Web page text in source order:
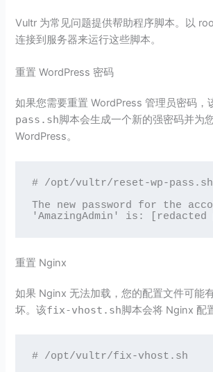
Vultr 为常见问题提供帮助程序脚本。以
连接到服务器来运行这些脚本。
重置 WordPress 密码
如果您需要重置 WordPress 管理员密码，
pass.sh脚本会生成一个新的强密码并为
WordPress。
# /opt/vultr/reset-wp-pass.sh
The new password for the
'AmazingAdmin' is: [redacted
重置 Nginx
如果 Nginx 无法加载，您的配置文件可能
坏。该fix-vhost.sh脚本会将 Nginx 配
# /opt/vultr/fix-vhost.sh